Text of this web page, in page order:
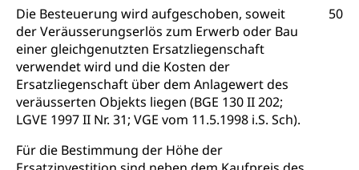
Die Besteuerung wird aufgeschoben, soweit
der Veräusserungserlös zum Erwerb oder Bau
einer gleichgenutzten Ersatzliegenschaft
verwendet wird und die Kosten der
Ersatzliegenschaft über dem Anlagewert des
veräusserten Objekts liegen (BGE 130 II 202;
LGVE 1997 II Nr. 31; VGE vom 11.5.1998 i.S. Sch).
Für die Bestimmung der Höhe der
50